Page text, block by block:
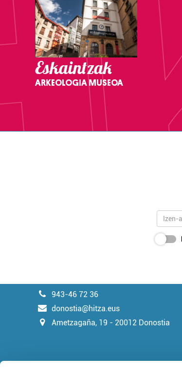
Eskaintzak
ARKEOLOGIA MUSEOA
943-46 72 36
donostia@hitza.eus
Ametzagaña, 19 - 20012 Donostia